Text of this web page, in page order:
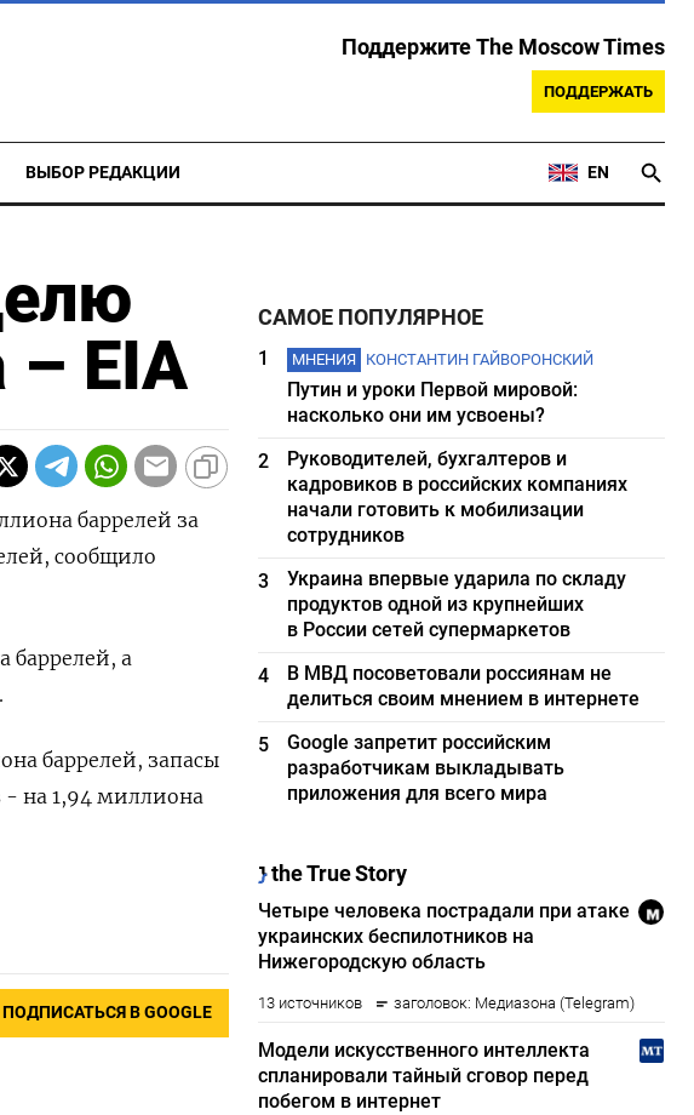
Поддержите The Moscow Times
ПОДДЕРЖАТЬ
ВЫБОР РЕДАКЦИИ EN
– EIA
баррелей за
сообщило
баррелей, а
баррелей, запасы
- на 1,94 миллиона
ПОДПИСАТЬСЯ В GOOGLE
САМОЕ ПОПУЛЯРНОЕ
1 МНЕНИЯ КОНСТАНТИН ГАЙВОРОНСКИЙ
Путин и уроки Первой мировой:
насколько они им усвоены?
2
Руководителей, бухгалтеров и
кадровиков в российских компаниях
начали готовить к мобилизации
сотрудников
3
Украина впервые ударила по складу
продуктов одной из крупнейших
в России сетей супермаркетов
4
В МВД посоветовали россиянам не
делиться своим мнением в интернете
5
Google запретит российским
разработчикам выкладывать
приложения для всего мира